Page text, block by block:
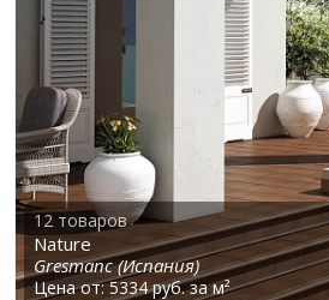
12 товаров
Nature
Gresmanc (Испания)
Цена от: 5334 руб. за м²